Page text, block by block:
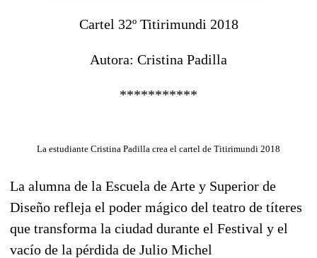
Cartel 32º Titirimundi 2018
Autora: Cristina Padilla
***********
La estudiante Cristina Padilla crea el cartel de Titirimundi 2018
La alumna de la Escuela de Arte y Superior de
Diseño refleja el poder mágico del teatro de títeres
que transforma la ciudad durante el Festival y el
vacío de la pérdida de Julio Michel